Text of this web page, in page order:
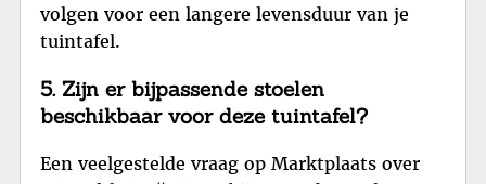
volgen voor een langere levensduur van je
tuintafel.
5. Zijn er bijpassende stoelen
beschikbaar voor deze tuintafel?
Een veelgestelde vraag op Marktplaats over